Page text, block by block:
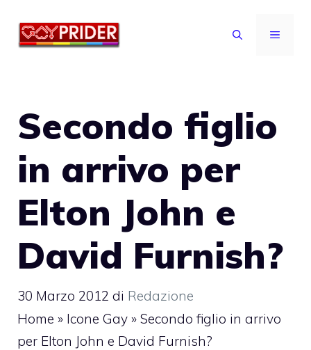
MENU
Secondo figlio
in arrivo per
Elton John e
David Furnish?
30 Marzo 2012 di Redazione
Home » Icone Gay » Secondo figlio in arrivo
per Elton John e David Furnish?